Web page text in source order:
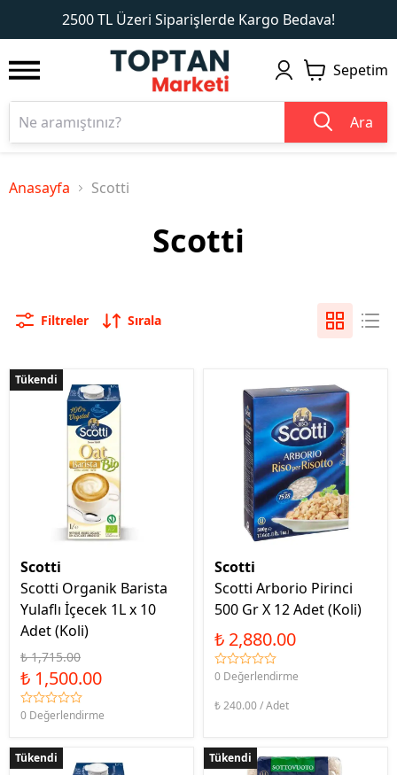
2500 TL Üzeri Siparişlerde Kargo Bedava!
1
Sepetim
Ara
Anasayfa Scotti
Scotti
Filtreler Sırala
Tükendi
Tükendi
Scotti
Scotti Organik Barista
Yulaflı İçecek 1L x 10
Adet (Koli)
₺ 1,715.00
₺ 1,500.00
0 Değerlendirme
Scotti
Scotti Arborio Pirinci
500 Gr X 12 Adet (Koli)
₺ 2,880.00
0 Değerlendirme
₺ 240.00 / Adet
Tükendi Tükendi